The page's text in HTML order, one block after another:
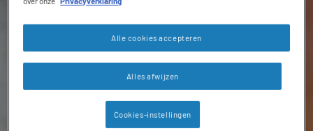
Alles afwijzen
Alle cookies accepteren
Cookies-instellingen